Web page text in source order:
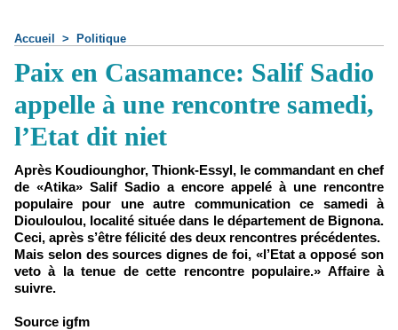
Accueil > Politique
Paix en Casamance: Salif Sadio
appelle à une rencontre samedi,
l’Etat dit niet
Après Koudiounghor, Thionk-Essyl, le commandant en chef
de «Atika» Salif Sadio a encore appelé à une rencontre
populaire pour une autre communication ce samedi à
Diouloulou, localité située dans le département de Bignona.
Ceci, après s’être félicité des deux rencontres précédentes.
Mais selon des sources dignes de foi, «l’Etat a opposé son
veto à la tenue de cette rencontre populaire.» Affaire à
suivre.
Source igfm